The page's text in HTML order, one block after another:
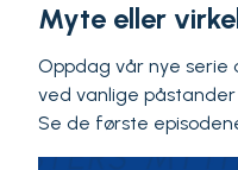
Myte eller
Oppdag vår nye serie
ved vanlige
Se de første